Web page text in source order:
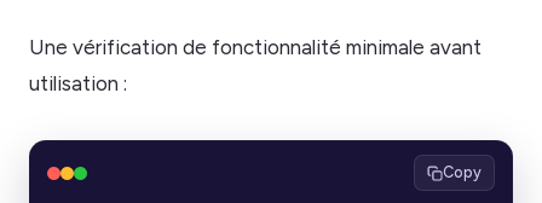
Une vérification de fonctionnalité minimale avant
utilisation :
Copy